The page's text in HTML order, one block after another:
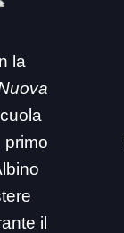
la
primo
il